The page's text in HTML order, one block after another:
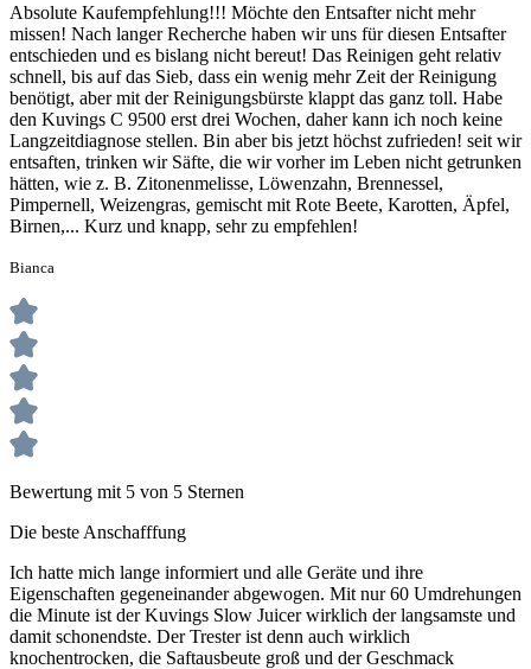
Absolute Kaufempfehlung!!! Möchte den Entsafter nicht mehr
missen! Nach langer Recherche haben wir uns für diesen Entsafter
entschieden und es bislang nicht bereut! Das Reinigen geht relativ
schnell, bis auf das Sieb, dass ein wenig mehr Zeit der Reinigung
benötigt, aber mit der Reinigungsbürste klappt das ganz toll. Habe
den Kuvings C 9500 erst drei Wochen, daher kann ich noch keine
Langzeitdiagnose stellen. Bin aber bis jetzt höchst zufrieden! seit wir
entsaften, trinken wir Säfte, die wir vorher im Leben nicht getrunken
hätten, wie z. B. Zitonenmelisse, Löwenzahn, Brennessel,
Pimpernell, Weizengras, gemischt mit Rote Beete, Karotten, Äpfel,
Birnen,... Kurz und knapp, sehr zu empfehlen!
Bianca
Bewertung mit 5 von 5 Sternen
Die beste Anschafffung
Ich hatte mich lange informiert und alle Geräte und ihre
Eigenschaften gegeneinander abgewogen. Mit nur 60 Umdrehungen
die Minute ist der Kuvings Slow Juicer wirklich der langsamste und
damit schonendste. Der Trester ist denn auch wirklich
knochentrocken, die Saftausbeute groß und der Geschmack